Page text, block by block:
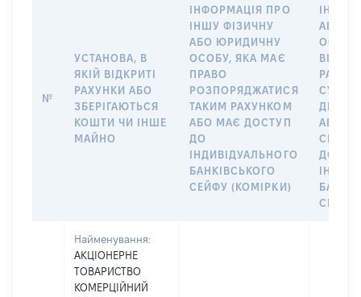
№
УСТАНОВА, В
ЯКІЙ ВІДКРИТІ
РАХУНКИ АБО
ЗБЕРІГАЮТЬСЯ
КОШТИ ЧИ ІНШЕ
МАЙНО
ІНФОРМАЦІЯ ПРО
ІНШУ ФІЗИЧНУ
АБО ЮРИДИЧНУ
ОСОБУ, ЯКА МАЄ
ПРАВО
РОЗПОРЯДЖАТИСЯ
ТАКИМ РАХУНКОМ
АБО МАЄ ДОСТУП
ДО
ІНДИВІДУАЛЬНОГО
БАНКІВСЬКОГО
СЕЙФУ (КОМІРКИ)
ІНШУ
АБО
АБО
СІМ’Ї
СЕЙФУ
Найменування:
АКЦІОНЕРНЕ
ТОВАРИСТВО
КОМЕРЦІЙНИЙ